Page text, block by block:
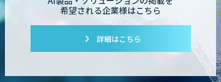
希望される企業様はこちら
詳細はこちら